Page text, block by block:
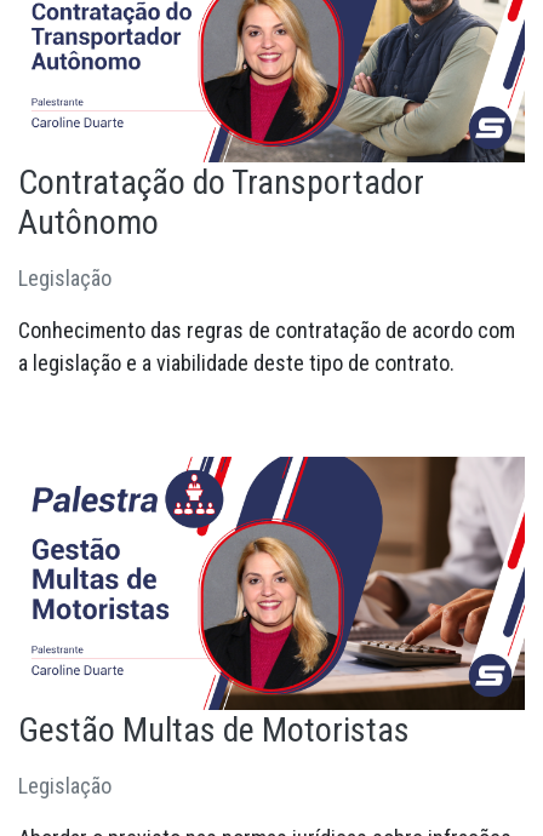
Contratação do Transportador
Autônomo
Legislação
Conhecimento das regras de contratação de acordo com
a legislação e a viabilidade deste tipo de contrato.
Gestão Multas de Motoristas
Legislação